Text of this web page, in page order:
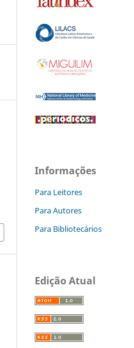
Informações
Para Leitores
Para Autores
Para Bibliotecários
Edição Atual